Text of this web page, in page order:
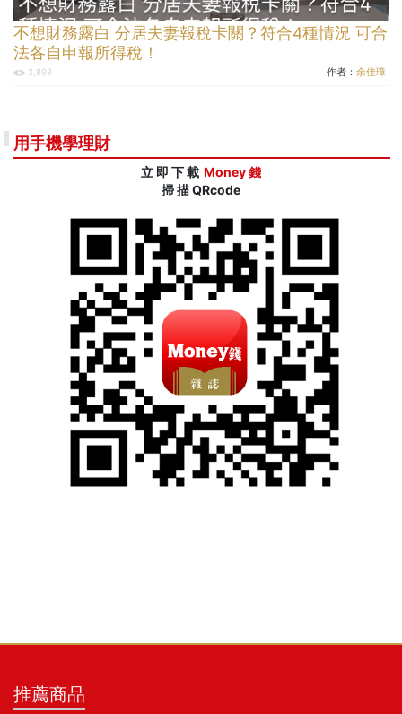
不想財務露白 分居夫妻報稅卡關？符合4種情況 可合
法各自申報所得稅！
3,898 作者： 余佳璋
用手機學理財
立 即 下 載 Money 錢
掃 描 QRcode
推薦商品